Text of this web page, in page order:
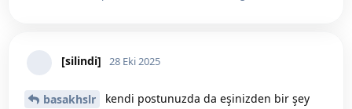
[silindi] 28 Eki 2025
basakhslr
kendi postunuzda da eşinizden bir şey